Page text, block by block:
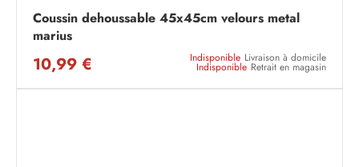
Coussin dehoussable 45x45cm velours metal
marius
10,99 € Indisponible Livraison à domicile
Indisponible Retrait en magasin